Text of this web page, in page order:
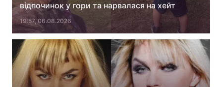
відпочинок у гори та нарвалася на хейт
19:57, 06.08.2026